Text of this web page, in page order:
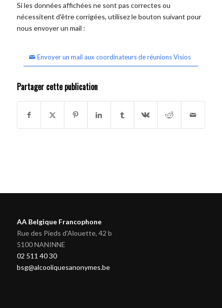
Si les données affichées ne sont pas correctes ou
nécessitent d'être corrigées, utilisez le bouton suivant pour
nous envoyer un mail :
Envoyer un mail aux coordinateurs de réunions Visios
Partager cette publication
AA Belgique Francophone
Rue des Pieds d'Alouette, 42 b
5100 NANINNE
02 511 40 30
bsg@alcooliquesanonymes.be